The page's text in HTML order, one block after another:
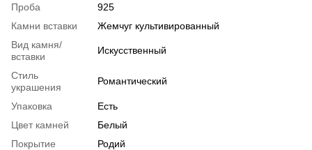
Проба
925
Камни вставки
Жемчуг культивированный
Вид камня/
вставки
Искусственный
Стиль
украшения
Романтический
Упаковка
Есть
Цвет камней
Белый
Покрытие
Родий